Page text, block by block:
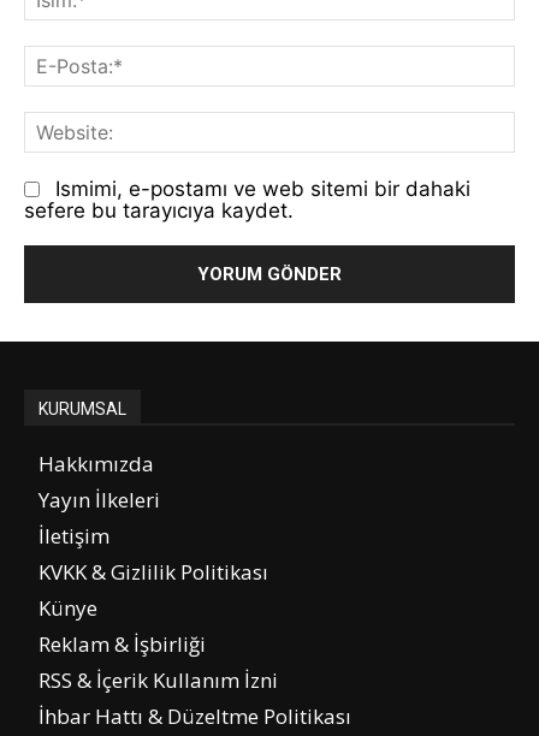
Ismimi, e-postamı ve web sitemi bir dahaki
sefere bu tarayıcıya kaydet.
KURUMSAL
Hakkımızda
Yayın İlkeleri
İletişim
KVKK & Gizlilik Politikası
Künye
Reklam & İşbirliği
RSS & İçerik Kullanım İzni
İhbar Hattı & Düzeltme Politikası